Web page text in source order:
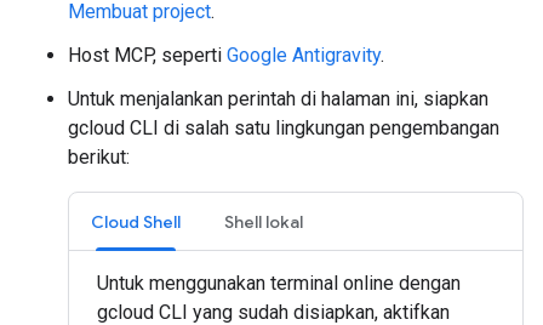
Membuat project.
Host MCP, seperti Google Antigravity.
Untuk menjalankan perintah di halaman ini, siapkan
gcloud CLI di salah satu lingkungan pengembangan
berikut:
Cloud Shell Shell lokal
Untuk menggunakan terminal online dengan
gcloud CLI yang sudah disiapkan, aktifkan